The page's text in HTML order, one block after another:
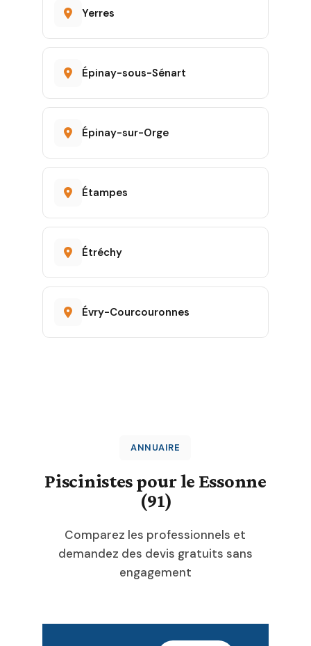
Yerres
Épinay-sous-Sénart
Épinay-sur-Orge
Étampes
Étréchy
Évry-Courcouronnes
ANNUAIRE
Piscinistes pour le Essonne
(91)
Comparez les professionnels et
demandez des devis gratuits sans
engagement